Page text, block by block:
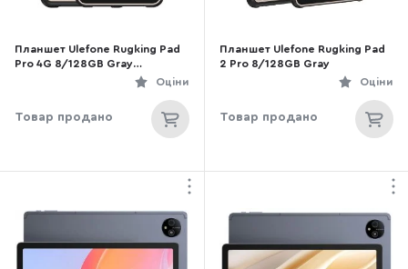
Планшет Ulefone Rugking Pad
Pro 4G 8/128GB Gray
Оціни
Товар продано
Планшет Ulefone Rugking Pad
2 Pro 8/128GB Gray
Оціни
Товар продано